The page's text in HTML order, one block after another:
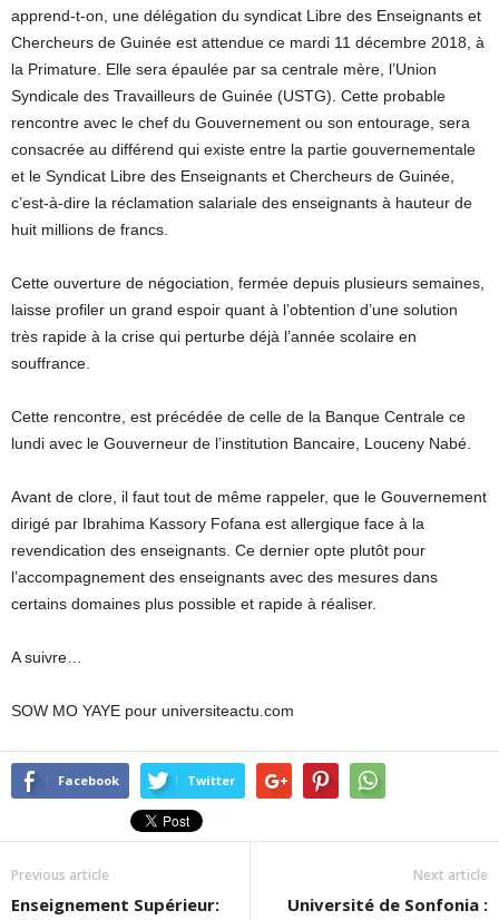
apprend-t-on, une délégation du syndicat Libre des Enseignants et
Chercheurs de Guinée est attendue ce mardi 11 décembre 2018, à
la Primature. Elle sera épaulée par sa centrale mère, l’Union
Syndicale des Travailleurs de Guinée (USTG). Cette probable
rencontre avec le chef du Gouvernement ou son entourage, sera
consacrée au différend qui existe entre la partie gouvernementale
et le Syndicat Libre des Enseignants et Chercheurs de Guinée,
c’est-à-dire la réclamation salariale des enseignants à hauteur de
huit millions de francs.
Cette ouverture de négociation, fermée depuis plusieurs semaines,
laisse profiler un grand espoir quant à l’obtention d’une solution
très rapide à la crise qui perturbe déjà l’année scolaire en
souffrance.
Cette rencontre, est précédée de celle de la Banque Centrale ce
lundi avec le Gouverneur de l’institution Bancaire, Louceny Nabé.
Avant de clore, il faut tout de même rappeler, que le Gouvernement
dirigé par Ibrahima Kassory Fofana est allergique face à la
revendication des enseignants. Ce dernier opte plutôt pour
l’accompagnement des enseignants avec des mesures dans
certains domaines plus possible et rapide à réaliser.
A suivre…
SOW MO YAYE pour universiteactu.com
Facebook Twitter
Previous article
Enseignement Supérieur:
Next article
Université de Sonfonia :